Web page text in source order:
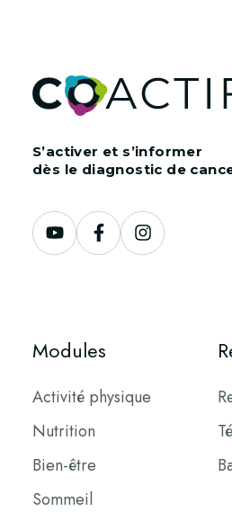
S’activer et s’informer
dès le diagnostic de
Modules
Activité physique
Nutrition
Bien-être
Sommeil